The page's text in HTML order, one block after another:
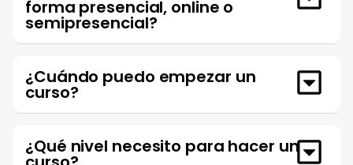
forma presencial, online o
semipresencial?
¿Cuándo puedo empezar un
curso?
¿Qué nivel necesito para hacer un